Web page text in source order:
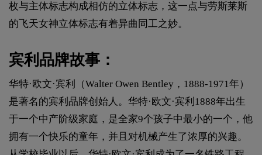
枚与主体标志构成相仿的立体标志，这一点与劳斯莱斯
的飞天女神立体标志有着异曲同工之妙。
宾利品牌故事：
华特·欧文·宾利（Walter Owen Bentley，1888-1971年）
是著名的宾利品牌创始人。华特·欧文·宾利1888年出生
于一个中产阶级家庭，是全家9个孩子中最小的一个，他
拥有一个快乐的童年，并且对机械产生了浓厚的兴趣。